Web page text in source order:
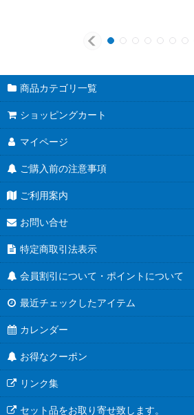
商品カテゴリ一覧
ショッピングカート
マイページ
ご購入前の注意事項
ご利用案内
お問い合せ
特定商取引法表示
会員割引について・ポイントについて
最近チェックしたアイテム
カレンダー
お得なクーポン
リンク集
セット品をお取り寄せ致します。